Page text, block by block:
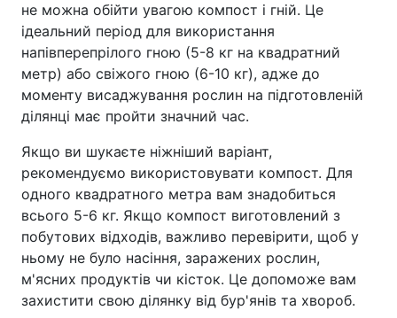
не можна обійти увагою компост і гній. Це
ідеальний період для використання
напівперепрілого гною (5-8 кг на квадратний
метр) або свіжого гною (6-10 кг), адже до
моменту висаджування рослин на підготовленій
ділянці має пройти значний час.
Якщо ви шукаєте ніжніший варіант,
рекомендуємо використовувати компост. Для
одного квадратного метра вам знадобиться
всього 5-6 кг. Якщо компост виготовлений з
побутових відходів, важливо перевірити, щоб у
ньому не було насіння, заражених рослин,
м'ясних продуктів чи кісток. Це допоможе вам
захистити свою ділянку від бур'янів та хвороб.